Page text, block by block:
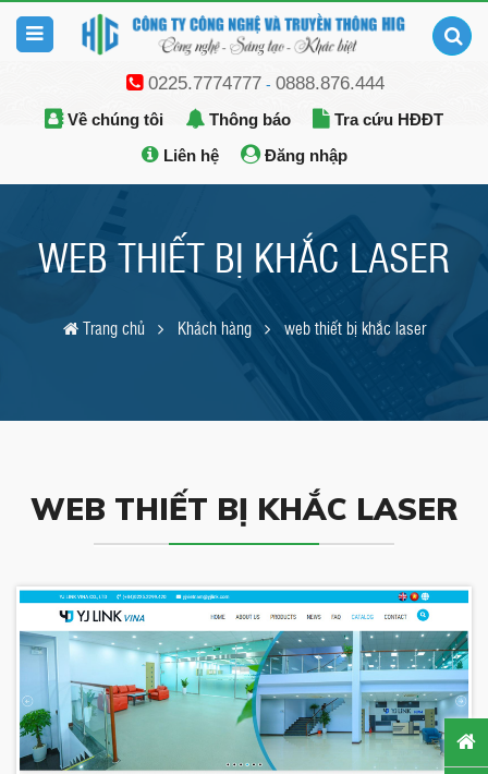
0225.7774777- 0888.876.444
Về chúng tôi Thông báo
Tra cứu HĐĐT
Liên hệ
Đăng nhập
WEB THIẾT BỊ KHẮC LASER
Trang chủ Khách hàng web thiết bị khắc laser
WEB THIẾT BỊ KHẮC LASER